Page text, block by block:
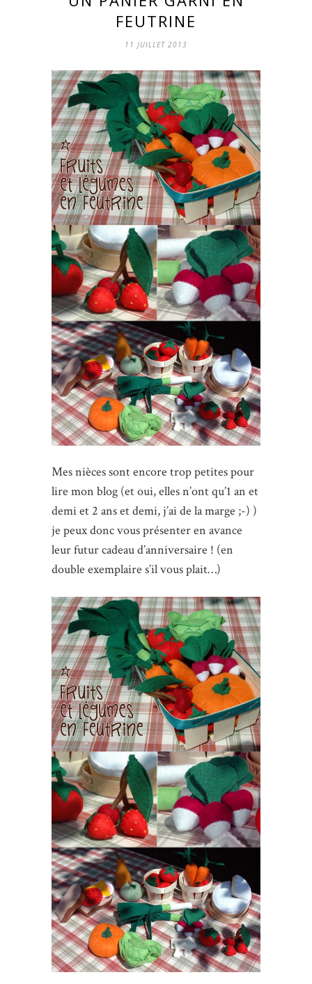
FEUTRINE
11 JUILLET 2013
Mes nièces sont encore trop petites pour
lire mon blog (et oui, elles n’ont qu’1 an et
demi et 2 ans et demi, j’ai de la marge ;-) )
je peux donc vous présenter en avance
leur futur cadeau d’anniversaire ! (en
double exemplaire s’il vous plait…)